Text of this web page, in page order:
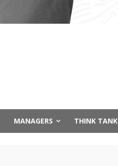
MANAGERS THINK TANK